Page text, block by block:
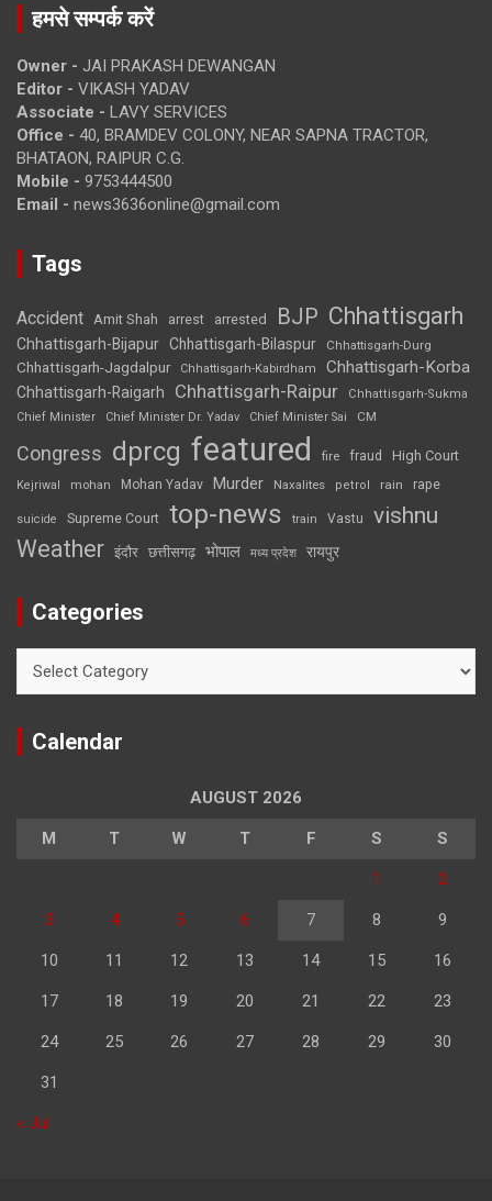
हमसे सम्पर्क करें
Owner - JAI PRAKASH DEWANGAN
Editor - VIKASH YADAV
Associate - LAVY SERVICES
Office - 40, BRAMDEV COLONY, NEAR SAPNA TRACTOR,
BHATAON, RAIPUR C.G.
Mobile - 9753444500
Email - news3636online@gmail.com
Tags
Accident Amit Shah arrest arrested BJP Chhattisgarh
Chhattisgarh-Bijapur Chhattisgarh-Bilaspur Chhattisgarh-Durg
Chhattisgarh-Jagdalpur Chhattisgarh-Kabirdham Chhattisgarh-Korba
Chhattisgarh-Raigarh Chhattisgarh-Raipur
Chhattisgarh-Sukma
Chief Minister
Chief Minister Dr. Yadav Chief Minister Sai CM
Congress dprcg featured fire fraud High Court
Kejriwal mohan Mohan Yadav Murder Naxalites petrol rain rape
suicide Supreme Court top-news train Vastu vishnu
Weather इंदौर छत्तीसगढ़ भोपाल मध्य प्रदेश रायपुर
Categories
Calendar
AUGUST 2026
M T W T F S S
1 2
3 4 5 6 7 8 9
10 11 12 13 14 15 16
17 18 19 20 21 22 23
24 25 26 27 28 29 30
31
« Jul